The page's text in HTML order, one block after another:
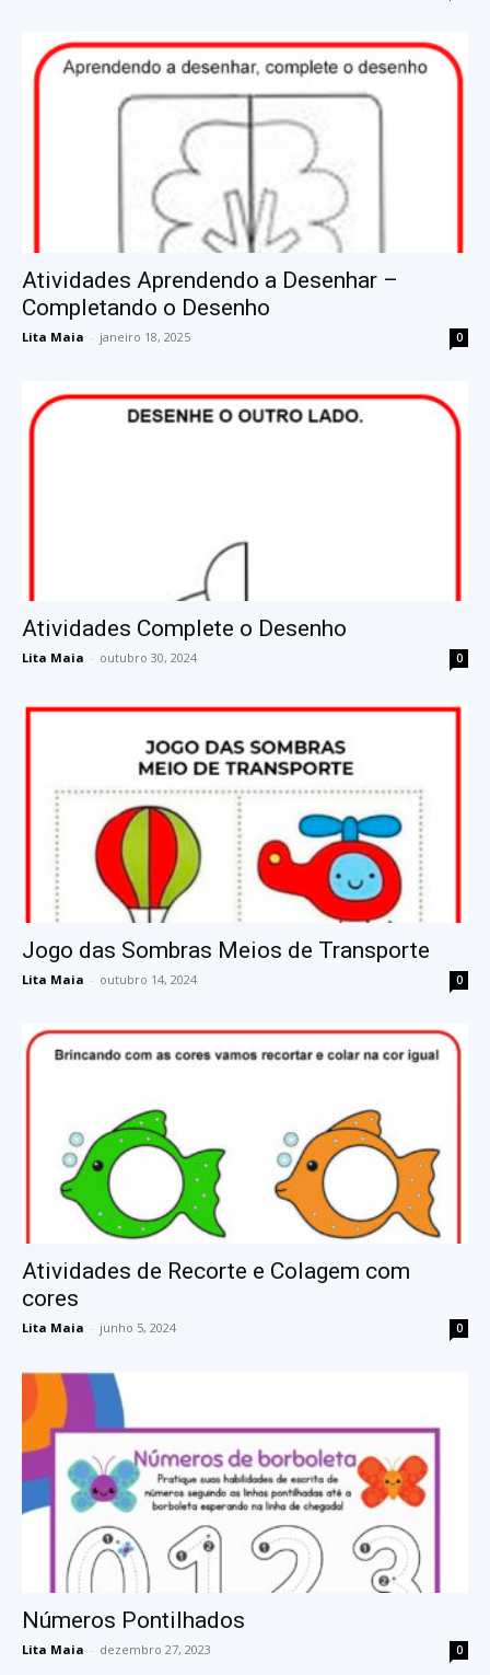
Atividades Aprendendo a Desenhar –
Completando o Desenho
Lita Maia - janeiro 18, 2025 0
Atividades Complete o Desenho
Lita Maia - outubro 30, 2024 0
Jogo das Sombras Meios de Transporte
Lita Maia - outubro 14, 2024 0
Atividades de Recorte e Colagem com
cores
Lita Maia - junho 5, 2024 0
Números Pontilhados
Lita Maia - dezembro 27, 2023 0